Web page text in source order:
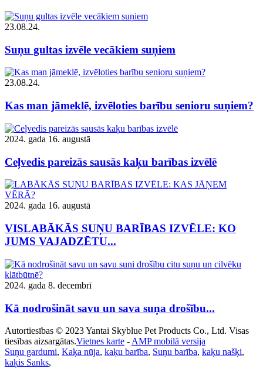
23.08.24.
Suņu gultas izvēle vecākiem suņiem
23.08.24.
Kas man jāmeklē, izvēloties barību senioru suņiem?
2024. gada 16. augustā
Ceļvedis pareizās sausās kaķu barības izvēlē
2024. gada 16. augustā
VISLABĀKĀS SUŅU BARĪBAS IZVĒLE: KO
JUMS VAJADZĒTU...
2024. gada 8. decembrī
Kā nodrošināt savu un sava suņa drošību...
Autortiesības © 2023 Yantai Skyblue Pet Products Co., Ltd. Visas
tiesības aizsargātas.Vietnes karte - AMP mobilā versija
Suņu gardumi, Kaķa nūja, kaķu barība, Suņu barība, kaķu našķi,
kaķis Sanks,